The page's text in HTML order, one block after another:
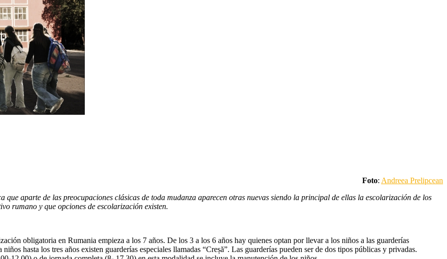
Foto: Andreea Prelipcean
aparte de las preocupaciones clásicas de toda mudanza aparecen otras nuevas siendo la principal de ellas la escolarización de los
rumano y que opciones de escolarización existen.
obligatoria en Rumania empieza a los 7 años. De los 3 a los 6 años hay quienes optan por llevar a los niños a las guarderías
hasta los tres años existen guarderías especiales llamadas “Creșă”. Las guarderías pueden ser de dos tipos públicas y privadas.